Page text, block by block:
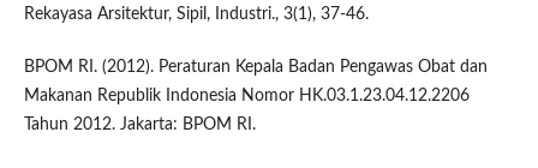
Rekayasa Arsitektur, Sipil, Industri., 3(1), 37-46.
BPOM RI. (2012). Peraturan Kepala Badan Pengawas Obat dan
Makanan Republik Indonesia Nomor HK.03.1.23.04.12.2206
Tahun 2012. Jakarta: BPOM RI.